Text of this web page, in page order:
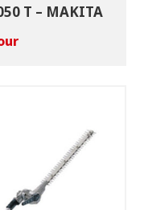
T – MAKITA